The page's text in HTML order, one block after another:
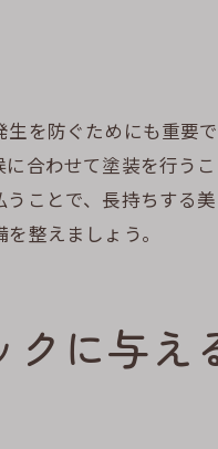
計画が成功に導く鍵
できる業者選びのコツ
工前の準備としてのクラ
岡市特有のニーズに応
で静岡市の住まいを長
を防ぐためにも重要
合わせて塗装を行う
ことで、長持ちする
整えましょう。
に与え